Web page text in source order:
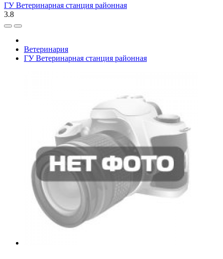
ГУ Ветеринарная станция районная
3.8
Ветеринария
ГУ Ветеринарная станция районная